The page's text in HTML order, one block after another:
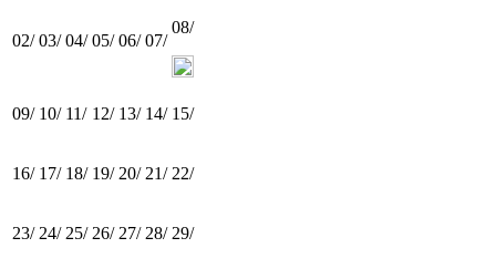
02/ 03/ 04/ 05/ 06/ 07/
08/
09/ 10/ 11/ 12/ 13/ 14/ 15/
16/ 17/ 18/ 19/ 20/ 21/ 22/
23/ 24/ 25/ 26/ 27/ 28/ 29/